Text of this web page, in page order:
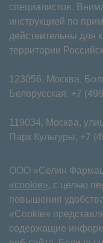
специалистов.
инструкцией по
действительны для
территории
123056, Москва,
Белорусская, +7
119034, Москва,
Парк Культуры, +7
ООО «Селин
«cookie», с целью
повышения
«Cookie»
содержащие